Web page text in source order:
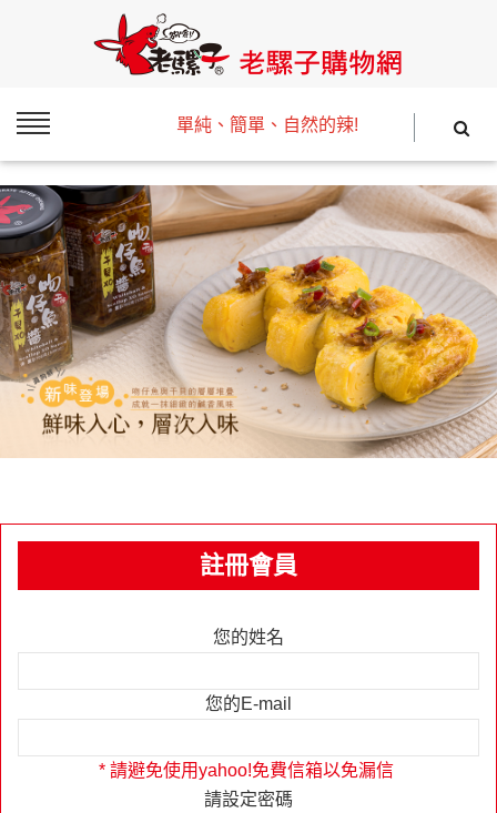
單純、簡單、自然的辣!
註冊會員
您的姓名
您的E-mail
* 請避免使用yahoo!免費信箱以免漏信
請設定密碼